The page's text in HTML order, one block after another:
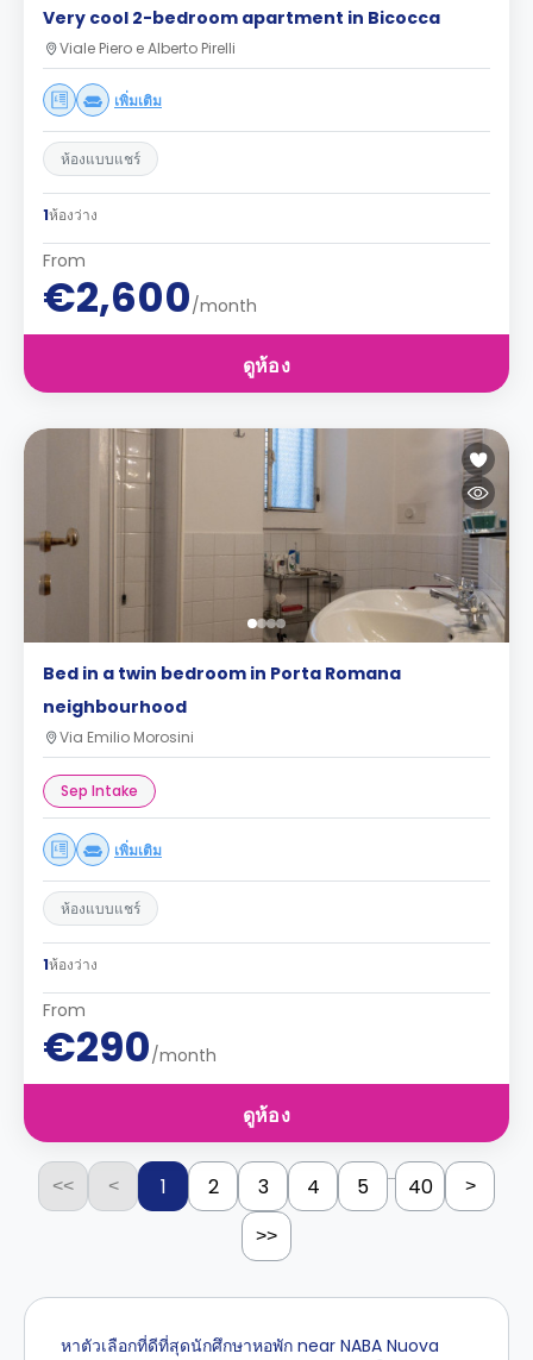
Very cool 2-bedroom apartment in Bicocca
Viale Piero e Alberto Pirelli
เพิ่มเติม
ห้องแบบแชร์
1ห้องว่าง
From
€2,600/month
ดูห้อง
Bed in a twin bedroom in Porta Romana
neighbourhood
Via Emilio Morosini
Sep Intake
เพิ่มเติม
ห้องแบบแชร์
1ห้องว่าง
From
€290/month
ดูห้อง
<< < 1 2 3 4 5 ... 40 >
>>
หาตัวเลือกที่ดีที่สุดนักศึกษาหอพัก near NABA Nuova